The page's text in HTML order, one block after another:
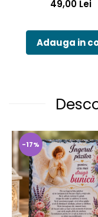
49,00 Lei
Adauga in
-17%